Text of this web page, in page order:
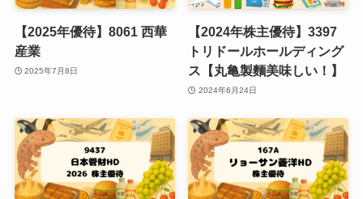
【2025年優待】8061 西華
産業
2025年7月8日
【2024年株主優待】3397
トリドールホールディング
ス【丸亀製麵美味しい！】
2024年6月24日